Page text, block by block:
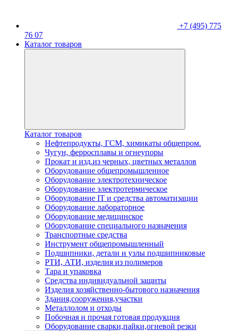
+7 (495) 775
76 07
Каталог товаров
Каталог товаров
Нефтепродукты, ГСМ, химикаты общепром.
Чугун, ферросплавы и огнеупоры
Прокат и изд.из черных, цветных металлов
Оборудование общепромышленное
Оборудование электротехническое
Оборудование электротермическое
Оборудование IT и средства автоматизации
Оборудование лабораторное
Оборудование медицинское
Оборудование специального назначения
Транспортные средства
Инструмент общепромышленный
Подшипники, детали и узлы подшипниковые
РТИ, АТИ, изделия из полимеров
Тара и упаковка
Средства индивидуальной защиты
Изделия хозяйственно-бытового назначения
Здания,сооружения,участки
Металлолом и отходы
Побочная и прочая готовая продукция
Оборудование сварки,пайки,огневой резки